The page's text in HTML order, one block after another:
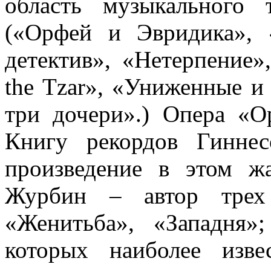
область
(«Орфей и Эвридика»,
детектив»,
the Tzar», «Униженные и
три дочери».) Опера
Книгу рекордов
произведение в этом
Журбин – автор трех
«Женитьба»,
которых наиболее